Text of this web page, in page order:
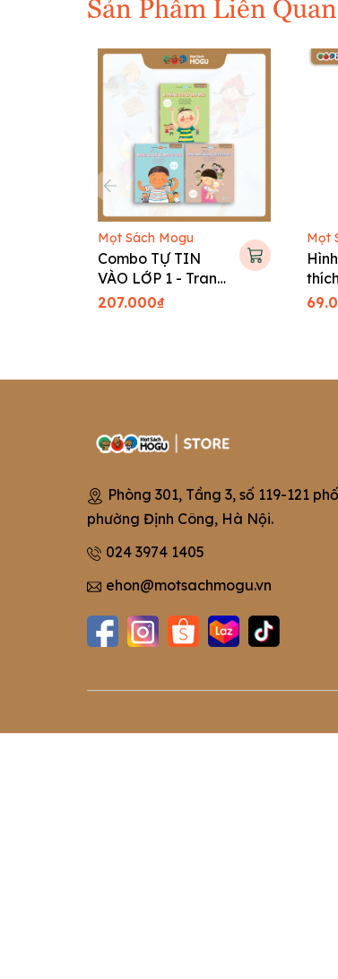
Sản Phẩm Liên Quan
Mọt Sách Mogu
Combo TỰ TIN
VÀO LỚP 1 - Tranh
truyện Hàn Quốc
207.000₫
Mọt
Phòng 301, Tầng 3, số 119-121
phường Định Công, Hà Nội.
024 3974 1405
ehon@motsachmogu.vn